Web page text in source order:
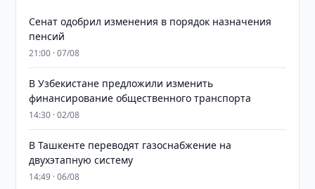
Сенат одобрил изменения в порядок назначения
пенсий
21:00 · 07/08
В Узбекистане предложили изменить
финансирование общественного транспорта
14:30 · 02/08
В Ташкенте переводят газоснабжение на
двухэтапную систему
14:49 · 06/08